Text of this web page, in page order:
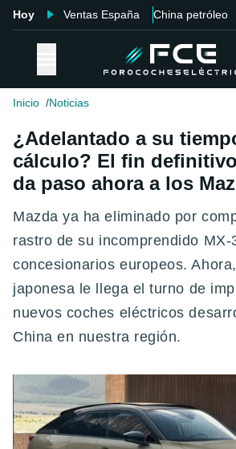
Hoy Ventas España China petróleo
Inicio Noticias
¿Adelantado a su
cálculo? El fin
da paso ahora a los
Mazda ya ha eliminado por
rastro de su incomprendido MX-
concesionarios europeos.
japonesa le llega el turno de
nuevos coches eléctricos
China en nuestra región.